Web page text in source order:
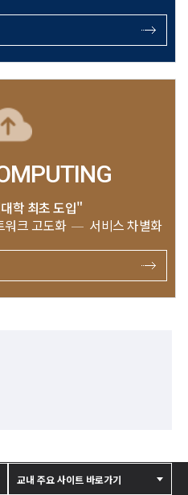
학 최초 도입"
워크 고도화 서비스 차별화
교내 주요 사이트 바로가기